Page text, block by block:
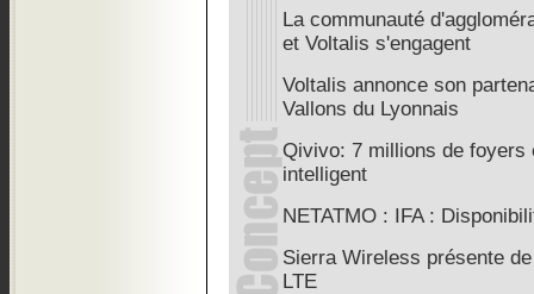
La communauté
et Voltalis s'engagent
Voltalis annonce son
Vallons du Lyonnais
Qivivo: 7 millions de foyers
intelligent
NETATMO : IFA :
Sierra Wireless présente
LTE